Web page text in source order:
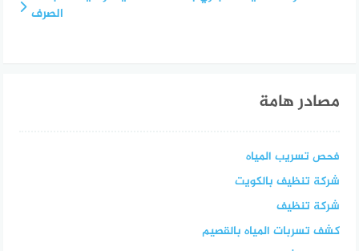
الصرف
مصادر هامة
فحص تسريب المياه
شركة تنظيف بالكويت
شركة تنظيف
كشف تسربات المياه بالقصيم